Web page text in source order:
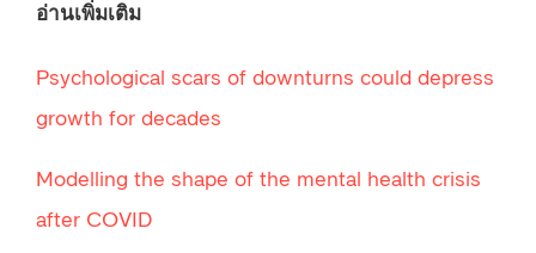
อ่านเพิ่มเติม
Psychological scars of downturns could depress
growth for decades
Modelling the shape of the mental health crisis
after COVID